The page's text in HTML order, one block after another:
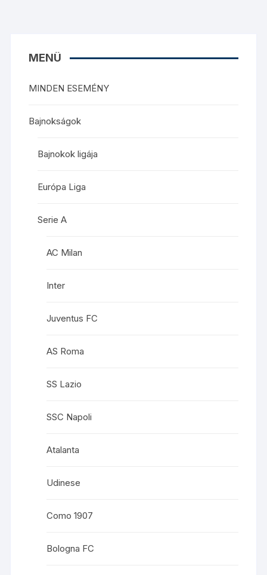
MENÜ
MINDEN ESEMÉNY
Bajnokságok
Bajnokok ligája
Európa Liga
Serie A
AC Milan
Inter
Juventus FC
AS Roma
SS Lazio
SSC Napoli
Atalanta
Udinese
Como 1907
Bologna FC